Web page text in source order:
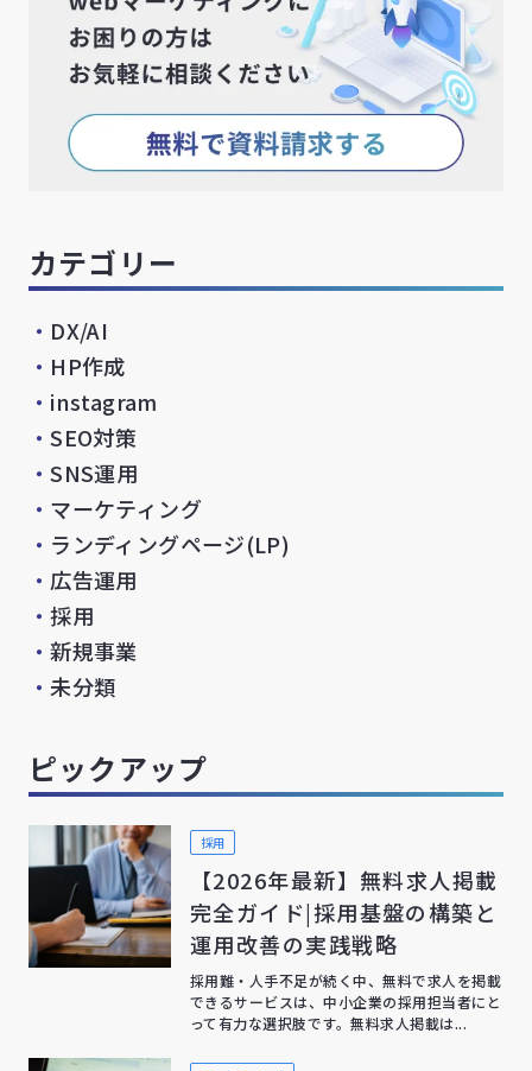
カテゴリー
・ DX/AI
・ HP作成
・ instagram
・SEO対策
・SNS運用
・ マーケティング
・ ランディングページ(LP)
・広告運用
・採用
・新規事業
・未分類
ピックアップ
採用
【2026年最新】無料求人掲載
完全ガイド|採用基盤の構築と
運用改善の実践戦略
採用難・人手不足が続く中、無料で求人を掲載
できるサービスは、中小企業の採用担当者にと
って有力な選択肢です。無料求人掲載は...